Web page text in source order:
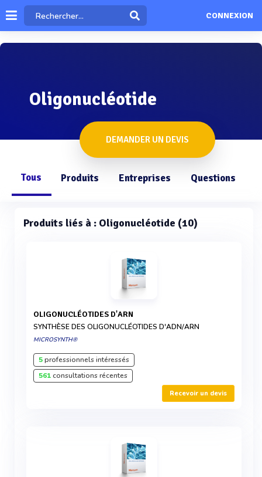
CONNEXION
Oligonucléotide
DEMANDER UN DEVIS
Tous Produits Entreprises Questions
Produits liés à : Oligonucléotide (10)
OLIGONUCLÉOTIDES D'ARN
SYNTHÈSE DES OLIGONUCLÉOTIDES D'ADN/ARN
MICROSYNTH®
5professionnels intéressés
561consultations récentes
Recevoir un devis